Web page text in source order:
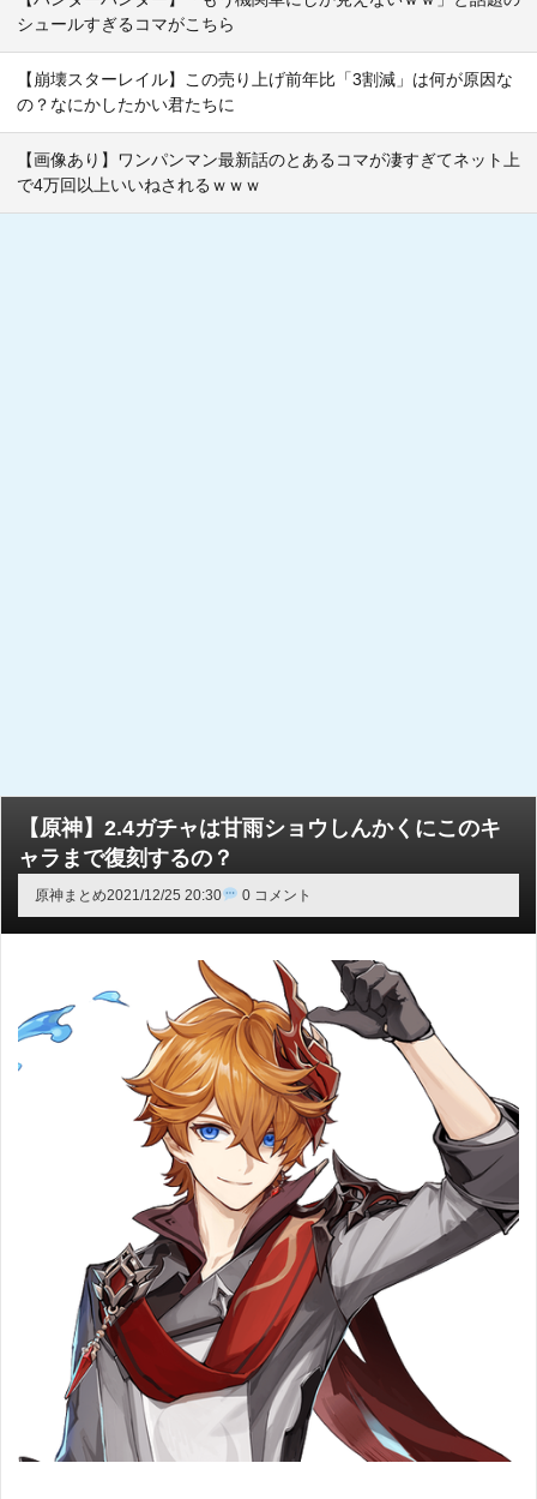
シュールすぎるコマがこちら
【崩壊スターレイル】この売り上げ前年比「3割減」は何が原因な
の？なにかしたかい君たちに
【画像あり】ワンパンマン最新話のとあるコマが凄すぎてネット上
で4万回以上いいねされるｗｗｗ
【原神】2.4ガチャは甘雨ショウしんかくにこのキ
ャラまで復刻するの？
原神まとめ2021/12/25 20:30 0 コメント